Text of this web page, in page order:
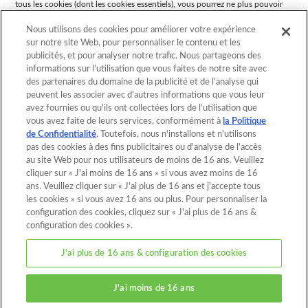
tous les cookies (dont les cookies essentiels), vous pourrez ne plus pouvoir
Retour au début
Page d'accueil Catalogue
Modèles Qu'est-ce qu'Aquabeads ?
Vidéos Pour les parents
Magasins Contact
Cookies
Configuration des cookies
© EPOCH
Nous utilisons des cookies pour améliorer votre expérience
sur notre site Web, pour personnaliser le contenu et les
publicités, et pour analyser notre trafic. Nous partageons des
informations sur l’utilisation que vous faites de notre site avec
des partenaires du domaine de la publicité et de l’analyse qui
peuvent les associer avec d'autres informations que vous leur
avez fournies ou qu'ils ont collectées lors de l’utilisation que
vous avez faite de leurs services, conformément à la Politique
de Confidentialité. Toutefois, nous n'installons et n'utilisons
pas des cookies à des fins publicitaires ou d'analyse de l'accès
au site Web pour nos utilisateurs de moins de 16 ans. Veuillez
cliquer sur « J'ai moins de 16 ans » si vous avez moins de 16
ans. Veuillez cliquer sur « J'ai plus de 16 ans et j'accepte tous
les cookies » si vous avez 16 ans ou plus. Pour personnaliser la
configuration des cookies, cliquez sur « J'ai plus de 16 ans &
configuration des cookies ».
J'ai plus de 16 ans & configuration des cookies
J'ai moins de 16 ans